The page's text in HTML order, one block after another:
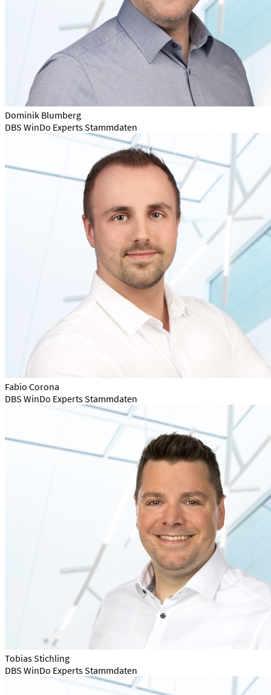
Dominik Blumberg
DBS WinDo Experts Stammdaten
Fabio Corona
DBS WinDo Experts Stammdaten
Tobias Stichling
DBS WinDo Experts Stammdaten